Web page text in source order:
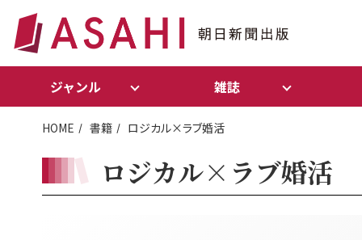
ジャンル 雑誌
HOME 書籍 ロジカル×ラブ婚活
ロジカル×ラブ婚活